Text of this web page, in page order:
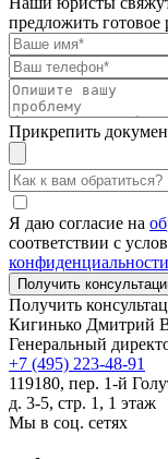
предложить готовое
Прикрепить
Я даю согласие на
соответствии с
конфиденциальности
Получить
Кигинько Дмитрий
Генеральный
+7 (495) 223-48-91
119180, пер. 1-й
д. 3-5, стр. 1, 1 этаж
Мы в соц. сетях